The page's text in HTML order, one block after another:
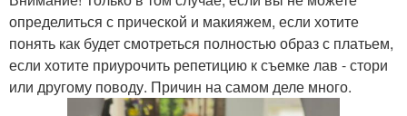
определиться с прической и макияжем, если хотите
понять как будет смотреться полностью образ с платьем,
если хотите приурочить репетицию к съемке лав - стори
или другому поводу. Причин на самом деле много.